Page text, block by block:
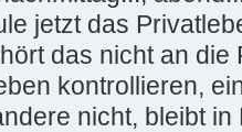
jetzt das
das nicht an
kontrollieren,
nicht, bleibt